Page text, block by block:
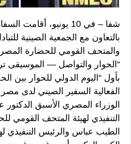
شفا – في 10 يونيو،
بالتعاون مع الجمعية الصينية
والمتحف القومي للحضارة
“الحوار والتواصل — الموسيقى
بأول “اليوم الدولي للحوار بين
الفعالية السفير الصيني لدى مصر
الوزراء المصري الأسبق
التنفيذي لهيئة المتحف القومي
الطيب عباس والرئيس التنفيذي